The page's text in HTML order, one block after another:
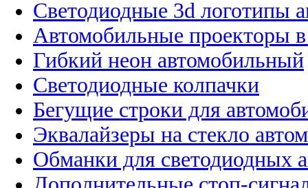
Светодиодные 3d логотипы
Автомобильные проекторы
Гибкий неон автомобильный
Светодиодные колпачки
Бегущие строки для
Эквалайзеры на стекло
Обманки для светодиодных